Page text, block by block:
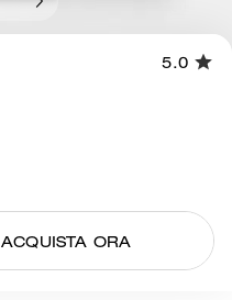
5.0
ACQUISTA ORA